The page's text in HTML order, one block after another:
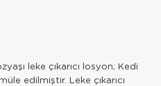
leke çıkarıcı losyon; Kedi
edilmiştir. Leke çıkarıcı